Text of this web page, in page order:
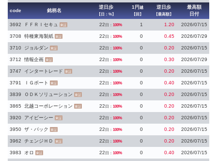
code 銘柄名
逆日歩
【日：%】
1円 越
【回】
逆日歩
【最高額】
最高額
日付
3692
ＦＦＲＩセキュ 東証 22 日： 100% 1 1.20 2026/07/15
3708 特種東海製紙 東証 22 日： 100% 0 0.45 2026/07/29
3710 ジョルダン 東証 22 日： 100% 0 0.20 2026/07/15
3712 情報企画 東証 22 日： 100% 0 0.30 2026/07/29
3747 インタートレード 東証 22 日： 100% 0 0.20 2026/07/15
3791 ＩＧポート 東証 22 日： 100% 0 0.40 2026/07/15
3839 ＯＤＫソリューション 東証 22 日： 100% 0 0.20 2026/07/15
3865 北越コーポレーション 東証 22 日： 100% 0 0.20 2026/07/15
3920 アイビーシー 東証 22 日： 100% 0 0.20 2026/07/15
3950 ザ・パック 東証 22 日： 100% 0 0.20 2026/07/15
3962 チェンジＨＤ 東証 22 日： 100% 0 0.20 2026/07/15
3983 オロ 東証 22 日： 100% 0 0.40 2026/07/15